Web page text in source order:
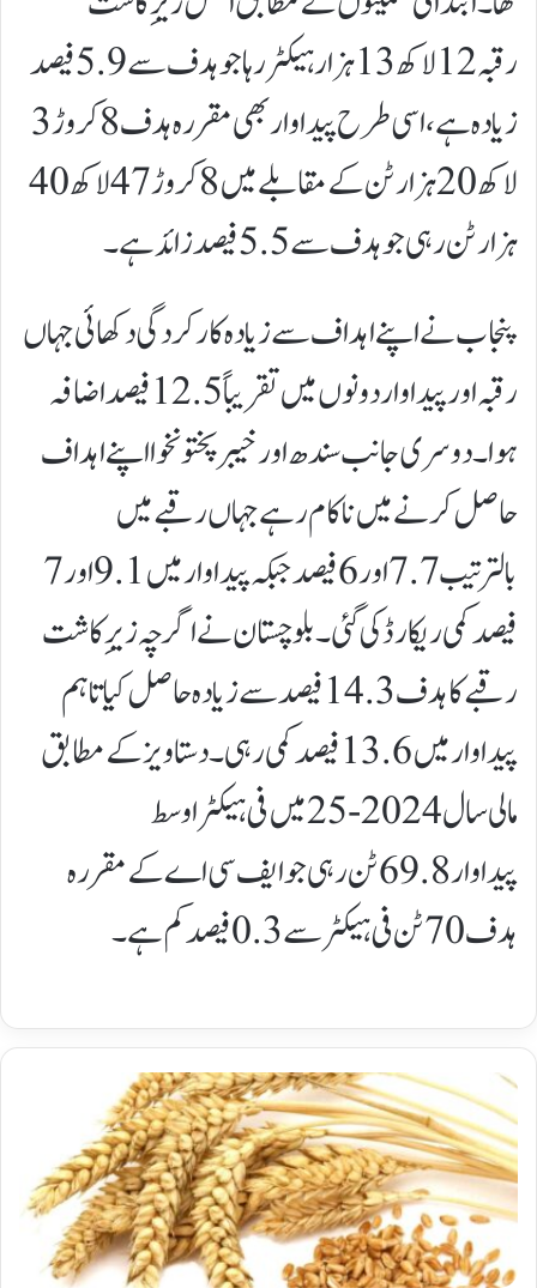
رقبہ 12 لاکھ 13 ہزار ہیکٹر رہا جو ہدف سے 5.9 فیصد
زیادہ ہے، اسی طرح پیداوار بھی مقررہ ہدف 8 کروڑ 3
لاکھ 20 ہزار ٹن کے مقابلے میں 8 کروڑ 47 لاکھ 40
ہزار ٹن رہی جو ہدف سے 5.5 فیصد زائد ہے۔
پنجاب نے اپنے اہداف سے زیادہ کارکردگی دکھائی جہاں
رقبہ اور پیداوار دونوں میں تقریباً 12.5 فیصد اضافہ
ہوا۔ دوسری جانب سندھ اور خیبرپختونخوا اپنے اہداف
حاصل کرنے میں ناکام رہے جہاں رقبے میں
بالترتیب 7.7 اور 6 فیصد جبکہ پیداوار میں 9.1 اور 7
فیصد کمی ریکارڈ کی گئی۔ بلوچستان نے اگرچہ زیرِ کاشت
رقبے کا ہدف 14.3 فیصد سے زیادہ حاصل کیا تاہم
پیداوار میں 13.6 فیصد کمی رہی۔دستاویز کے مطابق
مالی سال 2024-25 میں فی ہیکٹر اوسط
پیداوار 69.8 ٹن رہی جو ایف سی اے کے مقررہ
ہدف 70 ٹن فی ہیکٹر سے 0.3 فیصد کم ہے۔